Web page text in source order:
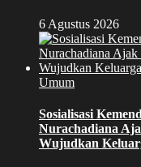
6 Agustus 2026
Umum
Sosialisasi
Nurachadiana
Wujudkan